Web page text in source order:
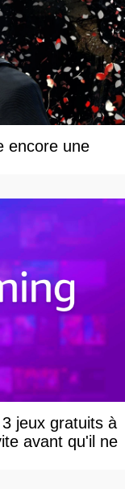
encore une
jeux gratuits à
avant qu'il ne